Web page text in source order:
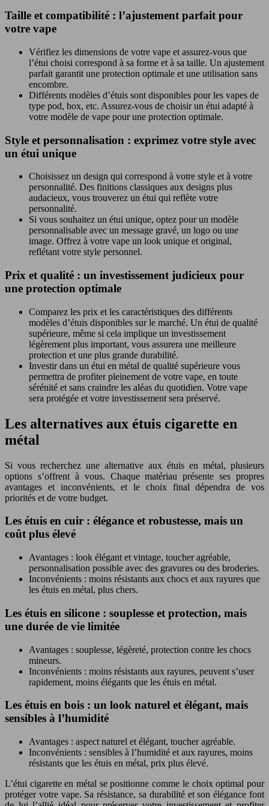
Taille et compatibilité : l’ajustement parfait pour
votre vape
Vérifiez les dimensions de votre vape et assurez-vous que
l’étui choisi correspond à sa forme et à sa taille. Un ajustement
parfait garantit une protection optimale et une utilisation sans
encombre.
Différents modèles d’étuis sont disponibles pour les vapes de
type pod, box, etc. Assurez-vous de choisir un étui adapté à
votre modèle de vape pour une protection optimale.
Style et personnalisation : exprimez votre style avec
un étui unique
Choisissez un design qui correspond à votre style et à votre
personnalité. Des finitions classiques aux designs plus
audacieux, vous trouverez un étui qui reflète votre
personnalité.
Si vous souhaitez un étui unique, optez pour un modèle
personnalisable avec un message gravé, un logo ou une
image. Offrez à votre vape un look unique et original,
reflétant votre style personnel.
Prix et qualité : un investissement judicieux pour
une protection optimale
Comparez les prix et les caractéristiques des différents
modèles d’étuis disponibles sur le marché. Un étui de qualité
supérieure, même si cela implique un investissement
légèrement plus important, vous assurera une meilleure
protection et une plus grande durabilité.
Investir dans un étui en métal de qualité supérieure vous
permettra de profiter pleinement de votre vape, en toute
sérénité et sans craindre les aléas du quotidien. Votre vape
sera protégée et votre investissement sera préservé.
Les alternatives aux étuis cigarette en
métal
Si vous recherchez une alternative aux étuis en métal, plusieurs
options s’offrent à vous. Chaque matériau présente ses propres
avantages et inconvénients, et le choix final dépendra de vos
priorités et de votre budget.
Les étuis en cuir : élégance et robustesse, mais un
coût plus élevé
Avantages : look élégant et vintage, toucher agréable,
personnalisation possible avec des gravures ou des broderies.
Inconvénients : moins résistants aux chocs et aux rayures que
les étuis en métal, plus chers.
Les étuis en silicone : souplesse et protection, mais
une durée de vie limitée
Avantages : souplesse, légèreté, protection contre les chocs
mineurs.
Inconvénients : moins résistants aux rayures, peuvent s’user
rapidement, moins élégants que les étuis en métal.
Les étuis en bois : un look naturel et élégant, mais
sensibles à l’humidité
Avantages : aspect naturel et élégant, toucher agréable.
Inconvénients : sensibles à l’humidité et aux rayures, moins
résistants que les étuis en métal, prix plus élevé.
L’étui cigarette en métal se positionne comme le choix optimal pour
protéger votre vape. Sa résistance, sa durabilité et son élégance font